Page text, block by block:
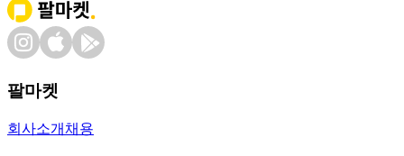
팔마켓
회사소개 채용